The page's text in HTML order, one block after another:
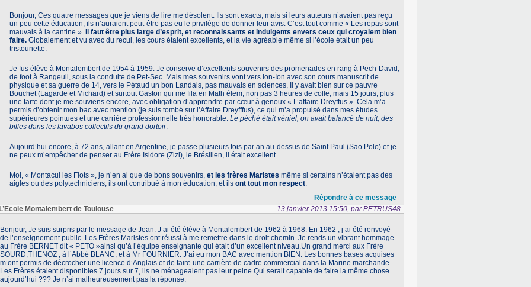
Bonjour, Ces quatre messages que je viens de lire me désolent. Ils sont exacts, mais si leurs auteurs n’avaient pas reçu
un peu cette éducation, ils n’auraient peut-être pas eu le privilège de donner leur avis. C’est tout comme « Les repas sont
mauvais à la cantine ».
Il faut être plus large d’esprit, et reconnaissants et indulgents envers ceux qui croyaient bien
faire. Globalement et vu avec du recul, les cours étaient excellents, et la vie agréable même si l’école était un peu
tristounette.
Je fus élève à Montalembert de 1954 à 1959. Je conserve d’excellents souvenirs des promenades en rang à Pech-David,
de foot à Rangeuil, sous la conduite de Pet-Sec. Mais mes souvenirs vont vers Ion-Ion avec son cours manuscrit de
physique et sa guerre de 14, vers le Pétaud un bon Landais, pas mauvais en sciences, Il y avait bien sur ce pauvre
Bouchet (Lagarde et Michard) et surtout Gaston qui me fila en Math élem, non pas 3 heures de colle, mais 15 jours, plus
une tarte dont je me souviens encore, avec obligation d’apprendre par cœur à genoux « L’affaire Dreyffus ». Cela m’a
permis d’obtenir mon bac avec mention (je suis tombé sur l’Affaire Dreyfffus), ce qui m’a propulsé dans mes études
supérieures pointues et une carrière professionnelle très honorable. Le péché était véniel, on avait balancé de nuit, des
billes dans les lavabos collectifs du grand dortoir.
Aujourd’hui encore, à 72 ans, allant en Argentine, je passe plusieurs fois par an au-dessus de Saint Paul (Sao Polo) et je
ne peux m’empêcher de penser au Frère Isidore (Zizi), le Brésilien, il était excellent.
Moi, « Montacul les Flots », je n’en ai que de bons souvenirs, et les frères Maristes même si certains n’étaient pas des
aigles ou des polytechniciens, ils ont contribué à mon éducation, et ils ont tout mon respect.
Répondre à ce message
Montalembert de Toulouse
13 janvier 2013 15:50, par PETRUS48
Bonjour, Je suis surpris par le message de Jean. J’ai été élève à Montalembert de 1962 à 1968. En 1962 , j’ai été renvoyé
de l’enseignement public. Les Frères Maristes ont réussi à me remettre dans le droit chemin. Je rends un vibrant hommage
au Frère BERNET dit « PETO »ainsi qu’à l’équipe enseignante qui était d’un excellent niveau.Un grand merci aux Frère
SOURD,THENOZ , à l’Abbé BLANC, et à Mr FOURNIER. J’ai eu mon BAC avec mention BIEN. Les bonnes bases acquises
m’ont permis de décrocher une licence d’Anglais et de faire une carrière de cadre commercial dans la Marine marchande.
Les Frères étaient disponibles 7 jours sur 7, ils ne ménageaient pas leur peine.Qui serait capable de faire la même chose
aujourd’hui ??? Je n’ai malheureusement pas la réponse.